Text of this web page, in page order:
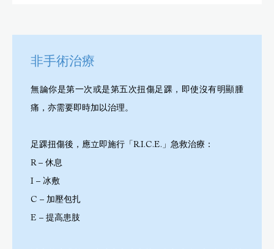
非手術治療
無論你是第一次或是第五次扭傷足踝，即使沒有明顯腫
痛，亦需要即時加以治理。
足踝扭傷後，應立即施行「R.I.C.E.」急救治療：
R – 休息
I – 冰敷
C – 加壓包扎
E – 提高患肢